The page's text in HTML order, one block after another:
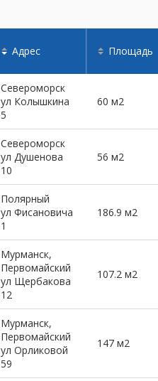
Адрес Площадь
Североморск
ул Колышкина
5
60 м2
Североморск
ул Душенова
10
56 м2
Полярный
ул Фисановича
1
186.9 м2
Мурманск,
Первомайский
ул Щербакова
12
107.2 м2
Мурманск,
Первомайский
ул Орликовой
59
147 м2